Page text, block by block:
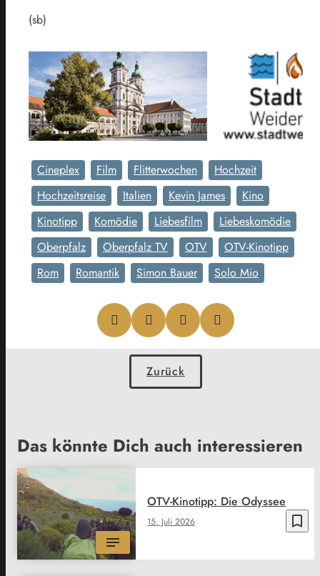
(sb)
Cineplex Film Flitterwochen
Hochzeit
Hochzeitsreise
Italien Kevin James
Kino
Kinotipp
Komödie Liebesfilm
Liebeskomödie
Oberpfalz
Oberpfalz TV OTV
OTV-Kinotipp
Rom
Romantik Simon Bauer Solo Mio
Zurück
Das könnte Dich auch interessieren
bookmark_border
15. Juli 2026
OTV-Kinotipp: Die Odyssee